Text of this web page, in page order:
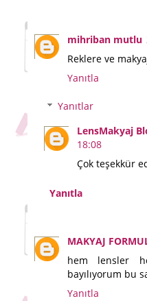
mihriban mutlu
Reklere ve
Yanıtla
Yanıtlar
LensMakyaj
18:08
Çok teşekkür
Yanıtla
MAKYAJ
hem lensler
bayılıyorum bu
Yanıtla